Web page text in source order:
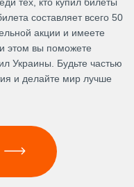
тех, кто купил билеты
составляет всего 50
акции и имеете
этом вы поможете
Украины. Будьте частью
и делайте мир лучше